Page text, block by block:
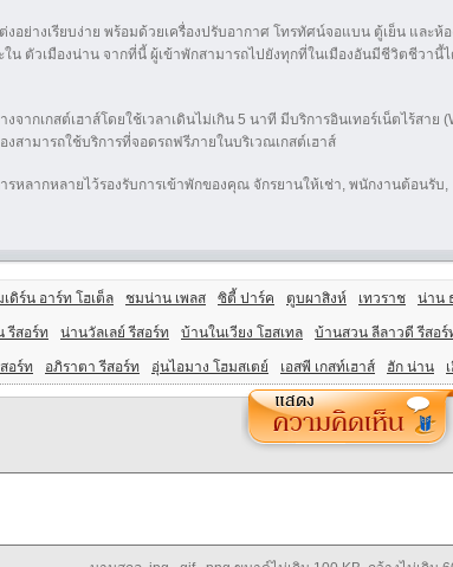
อย่างเรียบง่าย พร้อมด้วยเครื่องปรับอากาศ โทรทัศน์จอแบน ตู้เย็น และห้
น ตัวเมืองน่าน จากที่นี้ ผู้เข้าพักสามารถไปยังทุกที่ในเมืองอันมีชีวิตชีวานี้ไ
จากเกสต์เฮาส์โดยใช้เวลาเดินไม่เกิน 5 นาที มีบริการอินเทอร์เน็ตไร้สาย
งสามารถใช้บริการที่จอดรถฟรีภายในบริเวณเกสต์เฮาส์
รหลากหลายไว้รองรับการเข้าพักของคุณ จักรยานให้เช่า, พนักงานต้อนรับ,
เดิร์น อาร์ท โฮเต็ล ชมน่าน เพลส ซิตี้ ปาร์ค ตูบผาสิงห์ เทวราช น่าน
รีสอร์ท น่านวัลเลย์ รีสอร์ท บ้านในเวียง โฮสเทล บ้านสวน ลีลาวดี รีสอร์
อร์ท อภิราตา รีสอร์ท อุ่นไอมาง โฮมสเตย์ เอสพี เกสท์เฮาส์ ฮัก น่าน